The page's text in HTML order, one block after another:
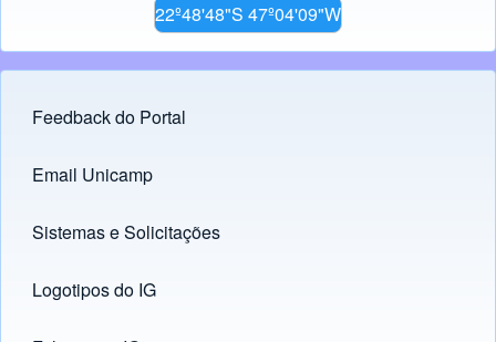
22º48'48"S 47º04'09"W
Footer menu
Feedback do Portal
Links
Email Unicamp
(opens in new tab)
Sistemas e Solicitações
(opens in new tab)
Logotipos do IG
(opens in new tab)